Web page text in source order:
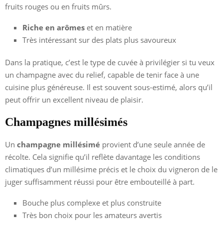
fruits rouges ou en fruits mûrs.
Riche en arômes et en matière
Très intéressant sur des plats plus savoureux
Dans la pratique, c’est le type de cuvée à privilégier si tu veux
un champagne avec du relief, capable de tenir face à une
cuisine plus généreuse. Il est souvent sous-estimé, alors qu’il
peut offrir un excellent niveau de plaisir.
Champagnes millésimés
Un champagne millésimé provient d’une seule année de
récolte. Cela signifie qu’il reflète davantage les conditions
climatiques d’un millésime précis et le choix du vigneron de le
juger suffisamment réussi pour être embouteillé à part.
Bouche plus complexe et plus construite
Très bon choix pour les amateurs avertis